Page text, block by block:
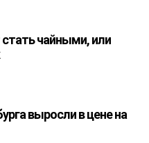
чайными, или
выросли в цене на